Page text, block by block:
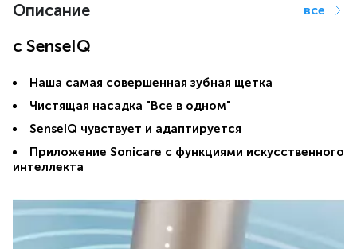
Описание все
с SenseIQ
Наша самая совершенная зубная щетка
Чистящая насадка "Все в одном"
SenseIQ чувствует и адаптируется
Приложение Sonicare с функциями искусственного
интеллекта